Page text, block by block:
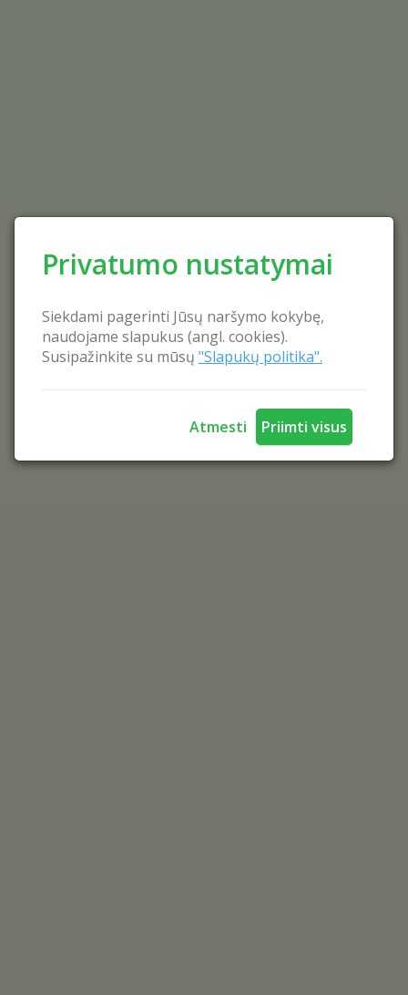
Privatumo nustatymai
Siekdami pagerinti Jūsų naršymo kokybę,
naudojame slapukus (angl. cookies).
Susipažinkite su mūsų "Slapukų politika".
Atmesti Priimti visus